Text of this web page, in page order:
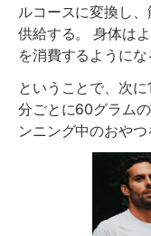
ルコースに変換し
供給する。 身体は
を消費するようにな
ということで、次
分ごとに60グラム
ンニング中のおやつ